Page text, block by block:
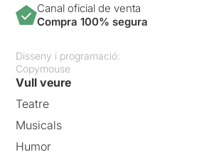
Canal oficial de venta
Compra 100% segura
Disseny i programació:
Copymouse
Vull veure
Teatre
Musicals
Humor